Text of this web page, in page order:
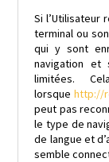
Si l’Utilisateur
terminal ou
qui y sont
navigation et
limitées.
lorsque http://
peut pas
le type de
de langue et
semble